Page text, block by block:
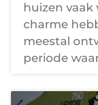
huizen vaak
charme
meestal
periode